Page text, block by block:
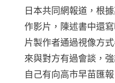
日本共同網報道，根
作影片，陳述書中還
片製作者通過視像方
來與對方有過會談，
自己有向高市早苗匯